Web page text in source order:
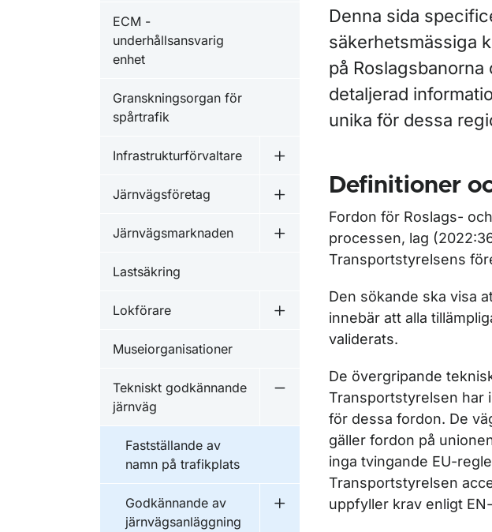
ECM -
underhållsansvarig
enhet
Granskningsorgan för
spårtrafik
Infrastrukturförvaltare
Undermeny för
Järnvägsföretag
Undermeny för Järnvägsföretag
Järnvägsmarknaden
Undermeny för
Lastsäkring
Lokförare
Undermeny för Lokförare
Museiorganisationer
Tekniskt godkännande
järnväg
Undermeny för Tekniskt
Fastställande av
namn på trafikplats
Godkännande av
järnvägsanläggning
Undermeny för Godkännande av
Denna sida
säkerhetsmässiga
på
detaljerad
unika för dessa
Definitioner
Fordon för Roslags-
processen, lag
Transportstyrelsens
Den sökande ska visa
innebär att alla
validerats.
De övergripande
Transportstyrelsen har
för dessa fordon. De
gäller fordon på
inga tvingande EU-
Transportstyrelsen
uppfyller krav enligt